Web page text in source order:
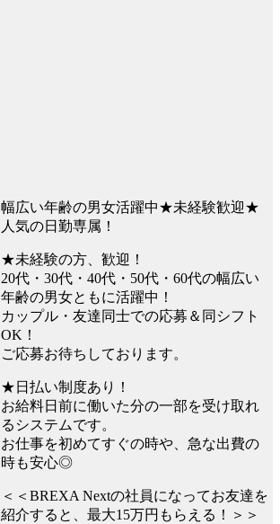
幅広い年齢の男女活躍中★未経験歓迎★
人気の日勤専属！
★未経験の方、歓迎！
20代・30代・40代・50代・60代の幅広い
年齢の男女ともに活躍中！
カップル・友達同士での応募＆同シフト
OK！
ご応募お待ちしております。
★日払い制度あり！
お給料日前に働いた分の一部を受け取れ
るシステムです。
お仕事を初めてすぐの時や、急な出費の
時も安心◎
＜＜BREXA Nextの社員になってお友達を
紹介すると、最大15万円もらえる！＞＞